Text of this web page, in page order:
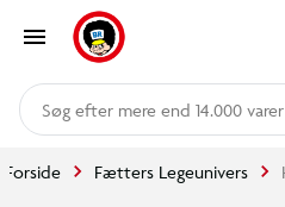
mere end 14.000 varer
Forside Fætters Legeunivers